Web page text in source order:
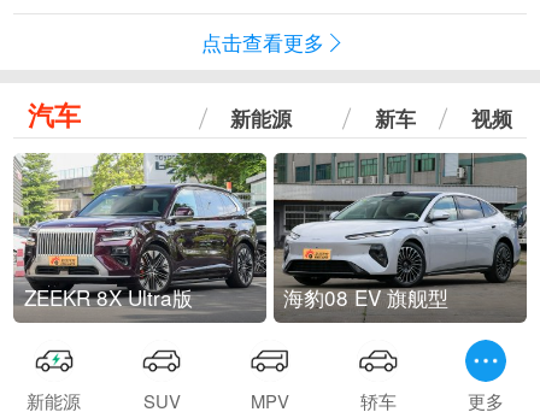
点击查看更多
汽车 新能源 新车 视频
ZEEKR 8X Ultra版 海豹08 EV 旗舰型
新能源 SUV MPV 轿车 更多